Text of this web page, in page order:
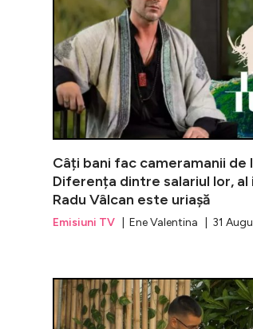
Câți bani fac cameramanii de
Diferența dintre salariul lor, al
Radu Vâlcan este uriașă
Emisiuni TV | Ene Valentina | 31